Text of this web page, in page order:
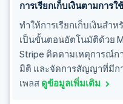
การเรียกเก็บเงินตามการใ
ทำให้การเรียกเก็บเงินสำ
เป็นขั้นตอนอัตโนมัติด้วย
Stripe ติดตามเหตุการณ์ก
มิติ และจัดการสัญญาที่มีก
เพลส ดูข้อมูลเพิ่มเติม